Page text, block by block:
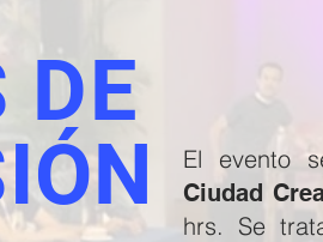
DE
El evento
Ciudad
hrs. Se